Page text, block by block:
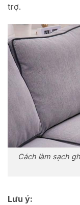
trợ.
Cách làm sạch
Lưu ý: